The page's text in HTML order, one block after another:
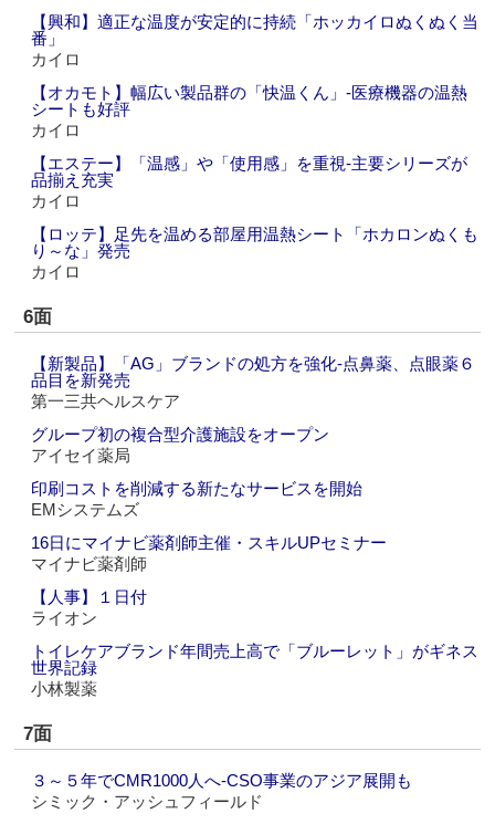
【興和】適正な温度が安定的に持続「ホッカイロぬくぬく当
番」
カイロ
【オカモト】幅広い製品群の「快温くん」‐医療機器の温熱
シートも好評
カイロ
【エステー】「温感」や「使用感」を重視‐主要シリーズが
品揃え充実
カイロ
【ロッテ】足先を温める部屋用温熱シート「ホカロンぬくも
り～な」発売
カイロ
6面
【新製品】「AG」ブランドの処方を強化‐点鼻薬、点眼薬６
品目を新発売
第一三共ヘルスケア
グループ初の複合型介護施設をオープン
アイセイ薬局
印刷コストを削減する新たなサービスを開始
EMシステムズ
16日にマイナビ薬剤師主催・スキルUPセミナー
マイナビ薬剤師
【人事】１日付
ライオン
トイレケアブランド年間売上高で「ブルーレット」がギネス
世界記録
小林製薬
7面
３～５年でCMR1000人へ‐CSO事業のアジア展開も
シミック・アッシュフィールド